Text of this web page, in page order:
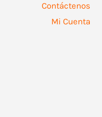
Contáctenos
Mi Cuenta